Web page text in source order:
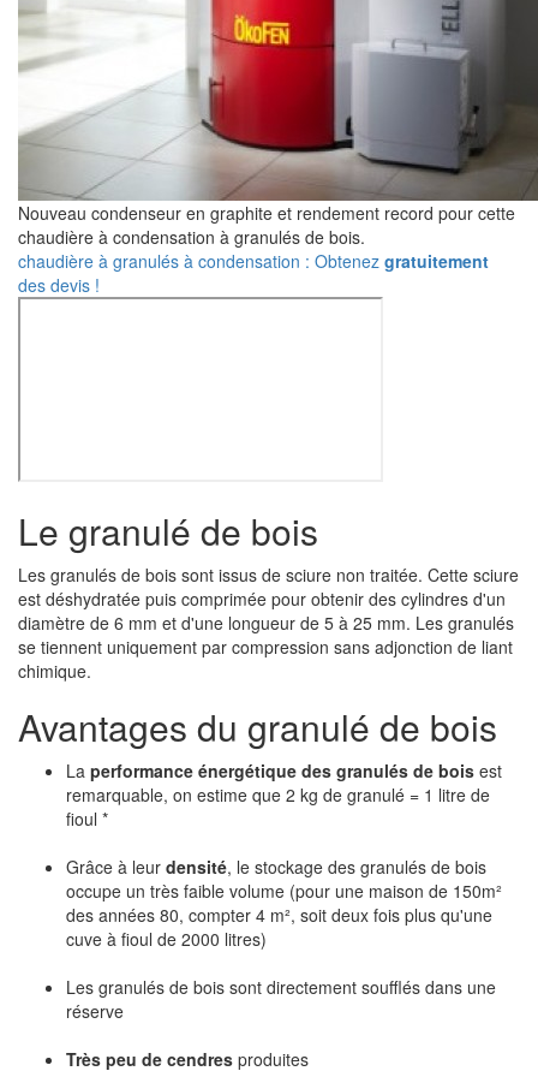
Nouveau condenseur en graphite et rendement record pour cette
chaudière à condensation à granulés de bois.
chaudière à granulés à condensation : Obtenez gratuitement
des devis !
Le granulé de bois
Les granulés de bois sont issus de sciure non traitée. Cette sciure
est déshydratée puis comprimée pour obtenir des cylindres d'un
diamètre de 6 mm et d'une longueur de 5 à 25 mm. Les granulés
se tiennent uniquement par compression sans adjonction de liant
chimique.
Avantages du granulé de bois
La performance énergétique des granulés de bois est
remarquable, on estime que 2 kg de granulé = 1 litre de
fioul *
Grâce à leur densité, le stockage des granulés de bois
occupe un très faible volume (pour une maison de 150m²
des années 80, compter 4 m², soit deux fois plus qu'une
cuve à fioul de 2000 litres)
Les granulés de bois sont directement soufflés dans une
réserve
Très peu de cendres produites